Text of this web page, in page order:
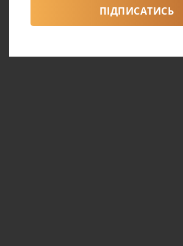
ПІДПИСАТИСЬ